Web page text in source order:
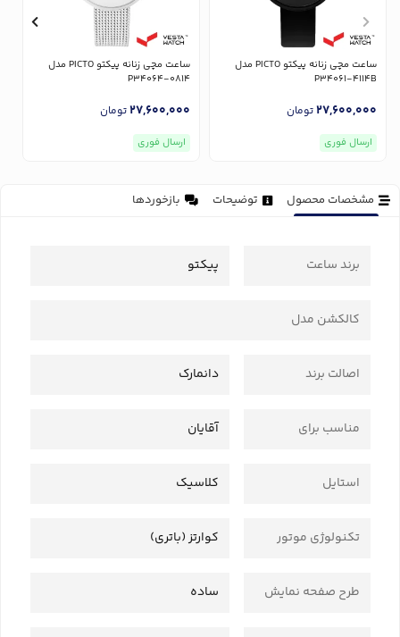
ساعت مچی زنانه پیکتو PICTO مدل
P34061-4114B
27,600,000تومان
ارسال فوری
ساعت مچی زنانه پیکتو PICTO مدل
P34064-0814
27,600,000تومان
ارسال فوری
مشخصات محصول توضیحات بازخوردها
برند ساعت پیکتو
کالکشن مدل
اصالت برند دانمارک
مناسب برای آقایان
استایل کلاسیک
تکنولوژی موتور کوارتز (باتری)
طرح صفحه نمایش ساده